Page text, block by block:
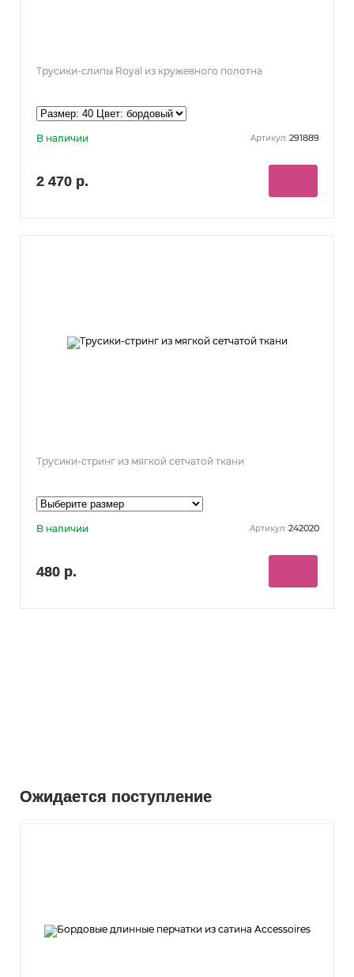
Трусики-слипы Royal из кружевного полотна
В наличии Артикул: 291889
2 470 р.
Трусики-стринг из мягкой сетчатой ткани
В наличии Артикул: 242020
480 р.
Ожидается поступление